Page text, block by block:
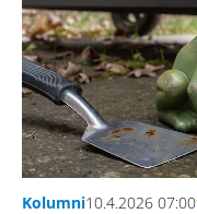
Kolumni10.4.2026 07:00